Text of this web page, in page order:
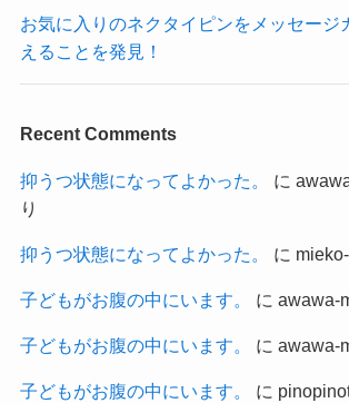
お気に入りのネクタイピンをメッセージ
えることを発見！
Recent Comments
抑うつ状態になってよかった。 に
り
抑うつ状態になってよかった。 に
子どもがお腹の中にいます。 に awawa-
子どもがお腹の中にいます。 に awawa-
子どもがお腹の中にいます。 に